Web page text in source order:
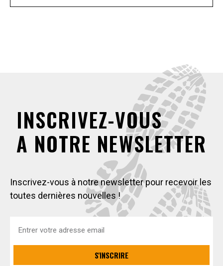
INSCRIVEZ-VOUS
A NOTRE NEWSLETTER
Inscrivez-vous à notre newsletter pour recevoir les
toutes dernières nouvelles !
S'INSCRIRE